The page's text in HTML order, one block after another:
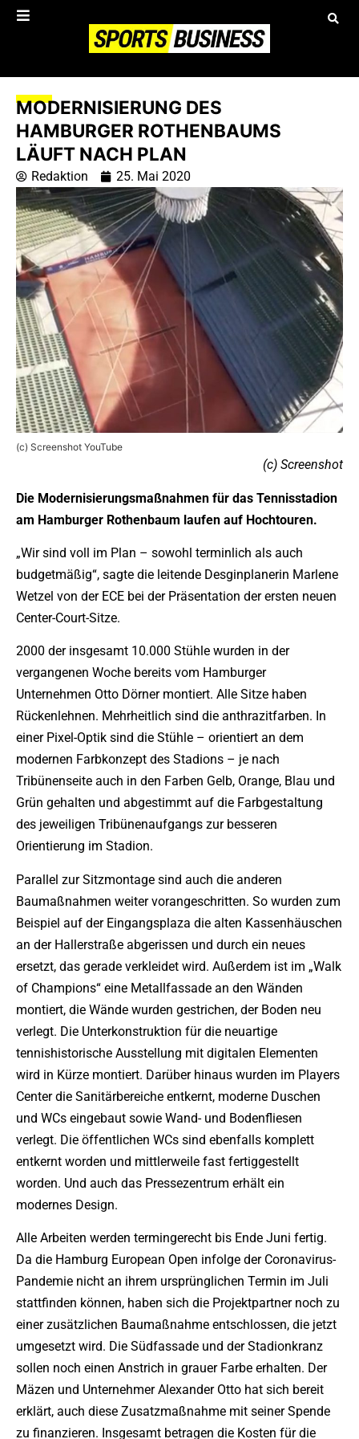
MODERNISIERUNG DES
HAMBURGER ROTHENBAUMS
LÄUFT NACH PLAN
Redaktion 25. Mai 2020
(c) Screenshot YouTube
(c) Screenshot
Die Modernisierungsmaßnahmen für das Tennisstadion
am Hamburger Rothenbaum laufen auf Hochtouren.
„Wir sind voll im Plan – sowohl terminlich als auch
budgetmäßig“, sagte die leitende Desginplanerin Marlene
Wetzel von der ECE bei der Präsentation der ersten neuen
Center-Court-Sitze.
2000 der insgesamt 10.000 Stühle wurden in der
vergangenen Woche bereits vom Hamburger
Unternehmen Otto Dörner montiert. Alle Sitze haben
Rückenlehnen. Mehrheitlich sind die anthrazitfarben. In
einer Pixel-Optik sind die Stühle – orientiert an dem
modernen Farbkonzept des Stadions – je nach
Tribünenseite auch in den Farben Gelb, Orange, Blau und
Grün gehalten und abgestimmt auf die Farbgestaltung
des jeweiligen Tribünenaufgangs zur besseren
Orientierung im Stadion.
Parallel zur Sitzmontage sind auch die anderen
Baumaßnahmen weiter vorangeschritten. So wurden zum
Beispiel auf der Eingangsplaza die alten Kassenhäuschen
an der Hallerstraße abgerissen und durch ein neues
ersetzt, das gerade verkleidet wird. Außerdem ist im „Walk
of Champions“ eine Metallfassade an den Wänden
montiert, die Wände wurden gestrichen, der Boden neu
verlegt. Die Unterkonstruktion für die neuartige
tennishistorische Ausstellung mit digitalen Elementen
wird in Kürze montiert. Darüber hinaus wurden im Players
Center die Sanitärbereiche entkernt, moderne Duschen
und WCs eingebaut sowie Wand- und Bodenfliesen
verlegt. Die öffentlichen WCs sind ebenfalls komplett
entkernt worden und mittlerweile fast fertiggestellt
worden. Und auch das Pressezentrum erhält ein
modernes Design.
Alle Arbeiten werden termingerecht bis Ende Juni fertig.
Da die Hamburg European Open infolge der Coronavirus-
Pandemie nicht an ihrem ursprünglichen Termin im Juli
stattfinden können, haben sich die Projektpartner noch zu
einer zusätzlichen Baumaßnahme entschlossen, die jetzt
umgesetzt wird. Die Südfassade und der Stadionkranz
sollen noch einen Anstrich in grauer Farbe erhalten. Der
Mäzen und Unternehmer Alexander Otto hat sich bereit
erklärt, auch diese Zusatzmaßnahme mit seiner Spende
zu finanzieren. Insgesamt betragen die Kosten für die